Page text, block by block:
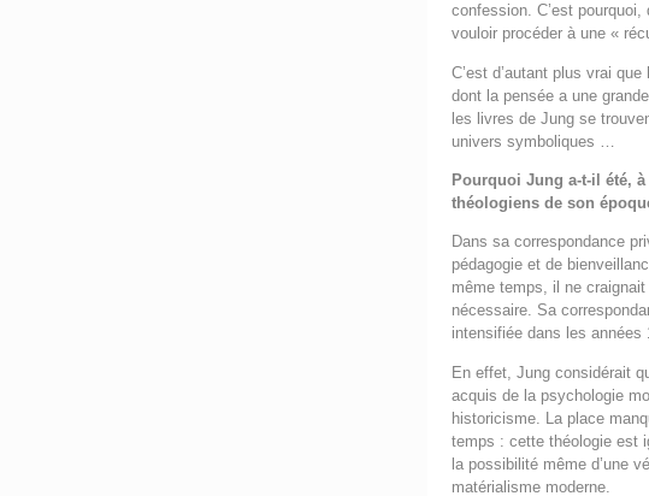
confession. C’est
vouloir procéder à une «
C’est d’autant plus vrai que
dont la pensée a une
les livres de Jung se
univers symboliques …
Pourquoi Jung a-t-il été,
théologiens de son
Dans sa correspondance
pédagogie et de
même temps, il ne
nécessaire. Sa
intensifiée dans les
En effet, Jung considérait
acquis de la psychologie
historicisme. La place
temps : cette théologie est
la possibilité même d’une
matérialisme moderne.